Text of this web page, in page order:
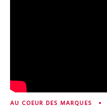
AU COEUR DES MARQUES